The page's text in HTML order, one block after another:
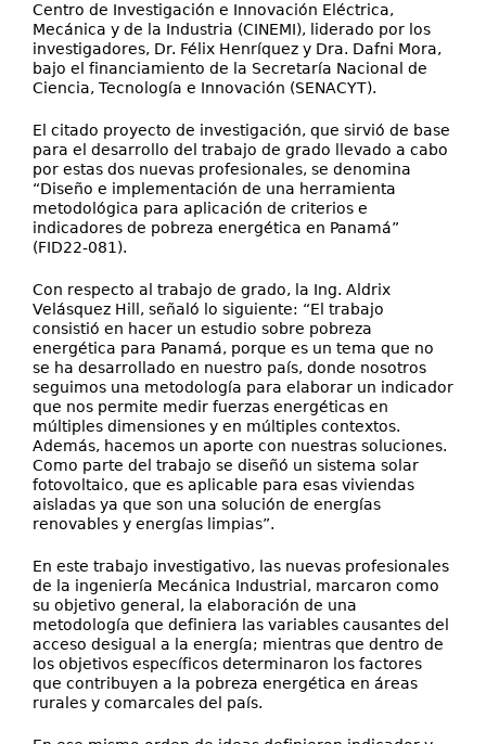
Centro de Investigación e Innovación Eléctrica,
Mecánica y de la Industria (CINEMI), liderado por los
investigadores, Dr. Félix Henríquez y Dra. Dafni Mora,
bajo el financiamiento de la Secretaría Nacional de
Ciencia, Tecnología e Innovación (SENACYT).
El citado proyecto de investigación, que sirvió de base
para el desarrollo del trabajo de grado llevado a cabo
por estas dos nuevas profesionales, se denomina
“Diseño e implementación de una herramienta
metodológica para aplicación de criterios e
indicadores de pobreza energética en Panamá”
(FID22-081).
Con respecto al trabajo de grado, la Ing. Aldrix
Velásquez Hill, señaló lo siguiente: “El trabajo
consistió en hacer un estudio sobre pobreza
energética para Panamá, porque es un tema que no
se ha desarrollado en nuestro país, donde nosotros
seguimos una metodología para elaborar un indicador
que nos permite medir fuerzas energéticas en
múltiples dimensiones y en múltiples contextos.
Además, hacemos un aporte con nuestras soluciones.
Como parte del trabajo se diseñó un sistema solar
fotovoltaico, que es aplicable para esas viviendas
aisladas ya que son una solución de energías
renovables y energías limpias”.
En este trabajo investigativo, las nuevas profesionales
de la ingeniería Mecánica Industrial, marcaron como
su objetivo general, la elaboración de una
metodología que definiera las variables causantes del
acceso desigual a la energía; mientras que dentro de
los objetivos específicos determinaron los factores
que contribuyen a la pobreza energética en áreas
rurales y comarcales del país.